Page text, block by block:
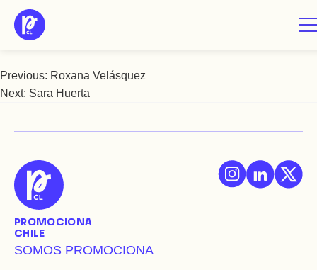
Saltar
Sandra Rivas
Navegación
entradas
Previous: Roxana Velásquez
Next: Sara Huerta
PROMOCIONA
CHILE
SOMOS PROMOCIONA